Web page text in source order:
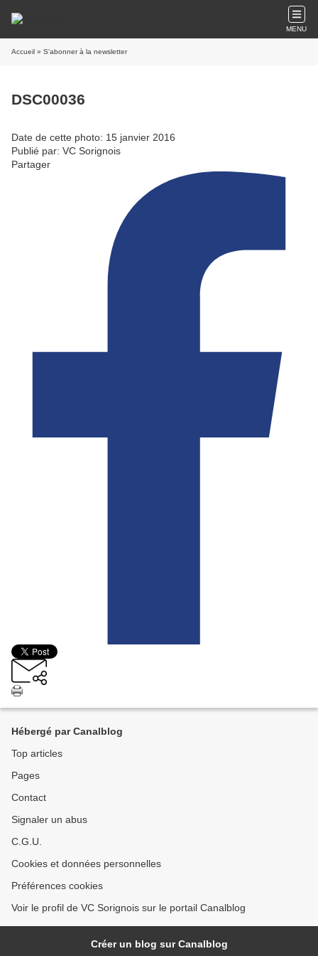
MENU
Accueil » S'abonner à la newsletter
DSC00036
Date de cette photo: 15 janvier 2016
Publié par: VC Sorignois
Partager
Hébergé par Canalblog
Top articles
Pages
Contact
Signaler un abus
C.G.U.
Cookies et données personnelles
Préférences cookies
Voir le profil de VC Sorignois sur le portail Canalblog
Créer un blog sur Canalblog